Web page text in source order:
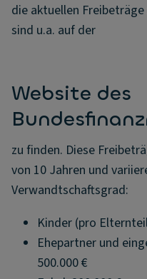
die aktuellen
sind u.a. auf der
Website des
zu finden. Diese
von 10 Jahren und
Verwandtschaftsgrad:
Kinder (pro
Ehepartner und
500.000 €